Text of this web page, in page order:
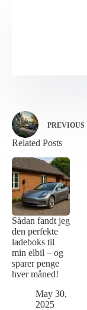
PREVIOUS
Related Posts
Sådan fandt jeg
den perfekte
ladeboks til
min elbil – og
sparer penge
hver måned!
May 30,
2025